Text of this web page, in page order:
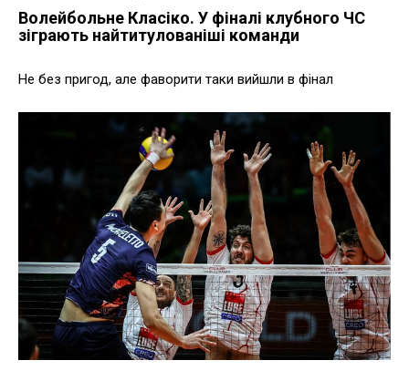
Волейбольне Класіко. У фіналі клубного ЧС
зіграють найтитулованіші команди
Не без пригод, але фаворити таки вийшли в фінал